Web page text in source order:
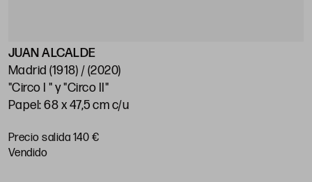
JUAN ALCALDE
Madrid (1918) / (2020)
"Circo I " y "Circo II"
Papel: 68 x 47,5 cm c/u
Precio salida 140 €
vendido